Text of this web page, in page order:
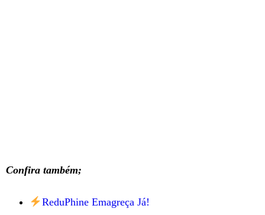
Confira também;
ReduPhine Emagreça Já!